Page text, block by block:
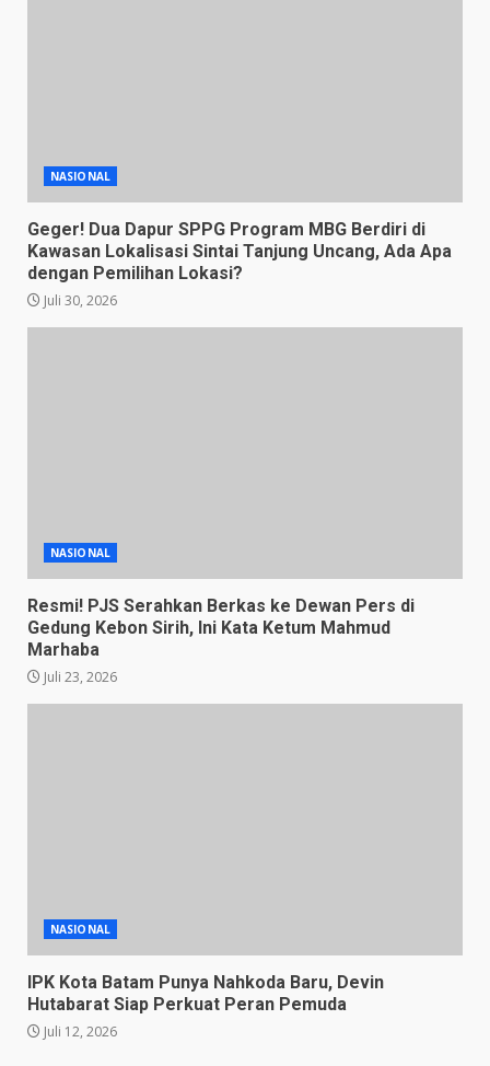
NASIONAL
Geger! Dua Dapur SPPG Program MBG Berdiri di
Kawasan Lokalisasi Sintai Tanjung Uncang, Ada Apa
dengan Pemilihan Lokasi?
Juli 30, 2026
NASIONAL
Resmi! PJS Serahkan Berkas ke Dewan Pers di
Gedung Kebon Sirih, Ini Kata Ketum Mahmud
Marhaba
Juli 23, 2026
NASIONAL
IPK Kota Batam Punya Nahkoda Baru, Devin
Hutabarat Siap Perkuat Peran Pemuda
Juli 12, 2026